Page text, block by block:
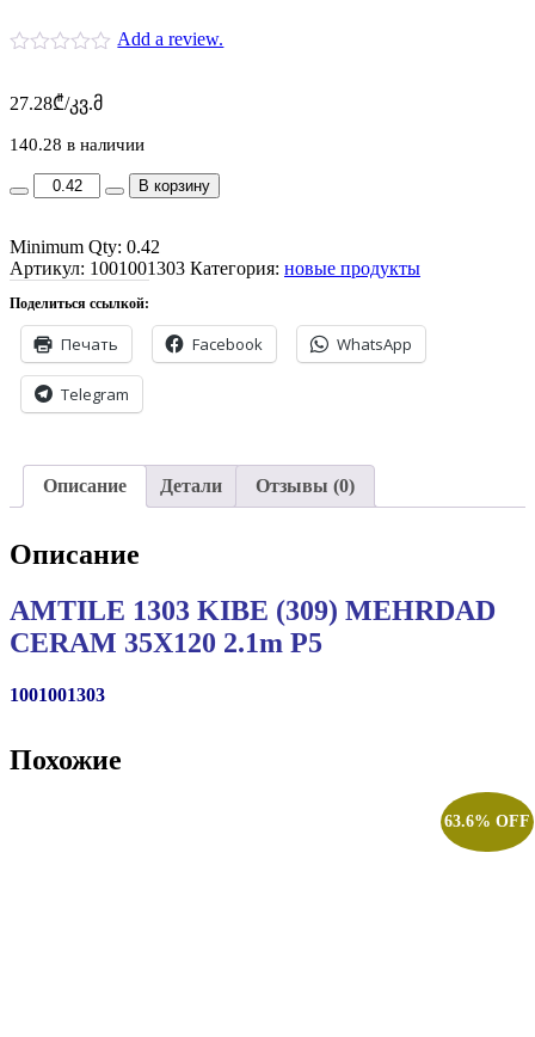
Add a review.
27.28₾/კვ.მ
140.28 в наличии
AMTILE
1303
(309)
MEHRDAD
35X120
2.1m
P5
quantity
В корзину
Minimum Qty: 0.42
Артикул: 1001001303 Категория: новые продукты
Поделиться ссылкой:
Печать Facebook WhatsApp
Telegram
Описание Детали Отзывы (0)
Описание
AMTILE 1303 KIBE (309) MEHRDAD
CERAM 35X120 2.1m P5
1001001303
Похожие
63.6% OFF